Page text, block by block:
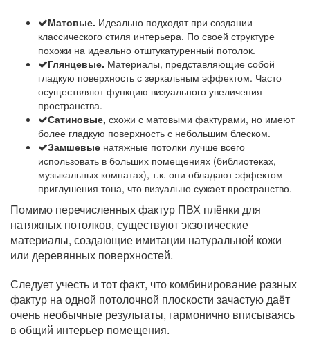
Матовые. Идеально подходят при создании
классического стиля интерьера. По своей структуре
похожи на идеально отштукатуренный потолок.
Глянцевые. Материалы, представляющие собой
гладкую поверхность с зеркальным эффектом. Часто
осуществляют функцию визуального увеличения
пространства.
Сатиновые, схожи с матовыми фактурами, но имеют
более гладкую поверхность с небольшим блеском.
Замшевые натяжные потолки лучше всего
использовать в больших помещениях (библиотеках,
музыкальных комнатах), т.к. они обладают эффектом
приглушения тона, что визуально сужает пространство.
Помимо перечисленных фактур ПВХ плёнки для
натяжных потолков, существуют экзотические
материалы, создающие имитации натуральной кожи
или деревянных поверхностей.
Следует учесть и тот факт, что комбинирование разных
фактур на одной потолочной плоскости зачастую даёт
очень необычные результаты, гармонично вписываясь
в общий интерьер помещения.